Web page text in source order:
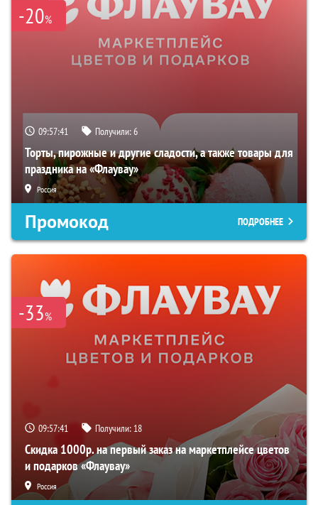
-20%
09:57:40 Получили:6
Торты, пирожные и другие сладости, а также товары для
праздника на «Флаувау»
Россия
Промокод ПОДРОБНЕЕ
-33%
09:57:40 Получили: 18
Скидка 1000р. на первый заказ на маркетплейсе цветов
и подарков «Флаувау»
Россия